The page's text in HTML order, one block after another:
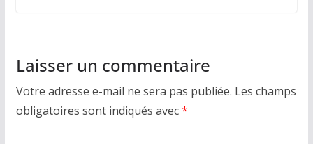
Laisser un commentaire
Votre adresse e-mail ne sera pas publiée. Les champs
obligatoires sont indiqués avec*